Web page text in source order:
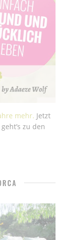
mehr. Jetzt
zu den